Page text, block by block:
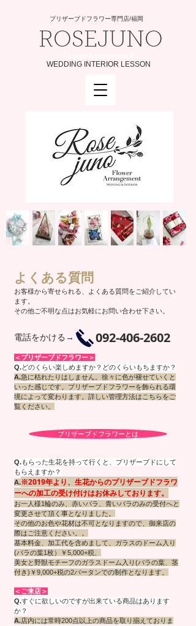
プリザーブドフラワー専門店/福岡
ROSEJUNO
WEDDING INTERIOR LESSON
よくある質問
お客様から寄せられる、よくある質問をご紹介してい
ます。
その他ご不明な点はお気軽にお問い合わせ下さい。
＜プリザーブドフラワー＞
Q.どのくらい楽しめますか？どのくらいもちますか？
A.急に枯れたりはしません 。徐々に色が褪せていくと
いった感じです。プリザーブドフラワーを飾られる環
境によって変わります。 詳しい管理方法はこちらをご
覧ください。
Q.もらった生花を持って行くと、プリザーブドにして
もらえますか？
A.​※2019年より、生花からのプリザーブドフラワ
ーへの加工の受け付けはお休みしております。
お一人様1輪のみ、赤いバラ、青いバラのみの受付へと
変更させて頂く事となりました。
その他のお色や花材は不可となりますので、御来店の
際はご注意ください。。
基本料金、加工代を含めまして、ガラスのドーム入り
(バラの葉1枚）￥5,000+税、
美女と野獣モチーフのガラスドーム入り(バラの葉、茎
付き)￥9,000+税の2パータンでの制作となります。
＜ご来店＞
Q.すぐに欲しいのですが出来ている商品はあります
か？
A.店内には常時200点以上の商品を取り揃えておりま
プリザーブドフラワーとは
​電話をかける→ 092-406-2602